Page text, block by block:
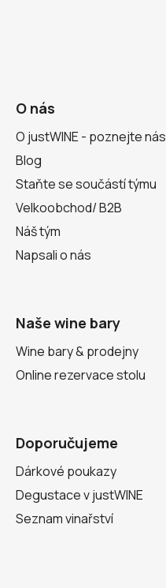
O nás
O justWINE - poznejte nás
Blog
Staňte se součástí týmu
Velkoobchod/ B2B
Náš tým
Napsali o nás
Naše wine bary
Wine bary & prodejny
Online rezervace stolu
Doporučujeme
Dárkové poukazy
Degustace v justWINE
Seznam vinařství